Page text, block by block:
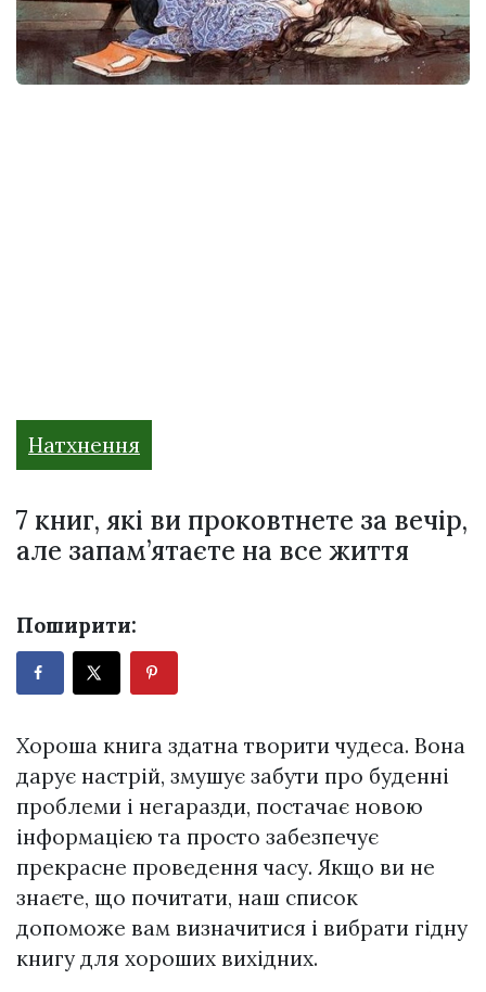
Натхнення
7 книг, які ви проковтнете за вечір,
але запам’ятаєте на все життя
Поширити:
Хороша книга здатна творити чудеса. Вона
дарує настрій, змушує забути про буденні
проблеми і негаразди, постачає новою
інформацією та просто забезпечує
прекрасне проведення часу. Якщо ви не
знаєте, що почитати, наш список
допоможе вам визначитися і вибрати гідну
книгу для хороших вихідних.